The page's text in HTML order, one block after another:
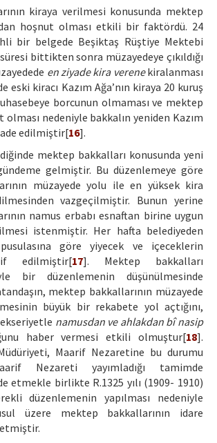
kiraya verilmesi konusunda mektep
hoşnut olması etkili bir faktördü. 24
bir belgede Beşiktaş Rüştiye Mektebi
bittikten sonra müzayedeye çıkıldığı
en ziyade kira verenekiralanması
eski kiracı Kazım Ağa’nın kiraya 20 kuruş
borcunun olmaması ve mektep
nedeniyle bakkalın yeniden Kazım
edilmiştir[16].
mektep bakkalları konusunda yeni
gelmiştir. Bu düzenlemeye göre
müzayede yolu ile en yüksek kira
vazgeçilmiştir. Bunun yerine
namus erbabı esnaftan birine uygun
istenmiştir. Her hafta belediyeden
göre yiyecek ve içeceklerin
edilmiştir[17]. Mektep bakkalları
bir düzenlemenin düşünülmesinde
mektep bakkallarının müzayede
büyük bir rekabete yol açtığını,
namusdan ve ahlakdan bî nasip
haber vermesi etkili olmuştur[18].
Maarif Nezaretine bu durumu
Nezareti yayımladığı tamimde
etmekle birlikte R.1325 yılı (1909- 1910)
düzenlemenin yapılması nedeniyle
üzere mektep bakkallarının idare